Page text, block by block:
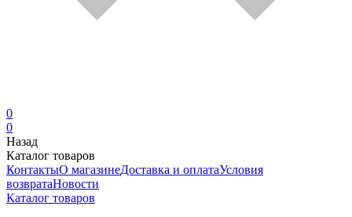
0
0
Назад
Каталог товаров
КонтактыО магазинеДоставка и оплатаУсловия
возвратаНовости
Каталог товаров